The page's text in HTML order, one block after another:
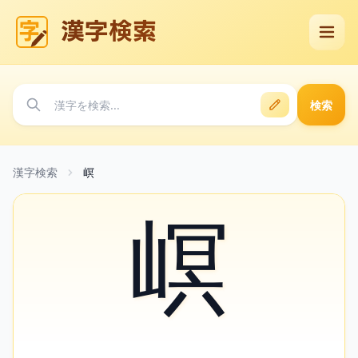
漢字検索
検索
漢字検索 㟰
㟰